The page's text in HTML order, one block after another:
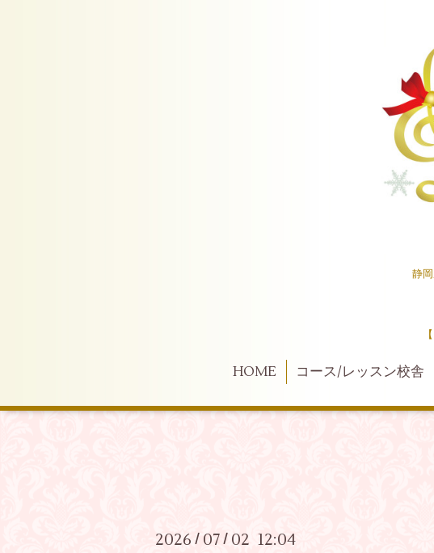
静
HOME コース/レッスン校舎
2026 / 07 / 02 12:04